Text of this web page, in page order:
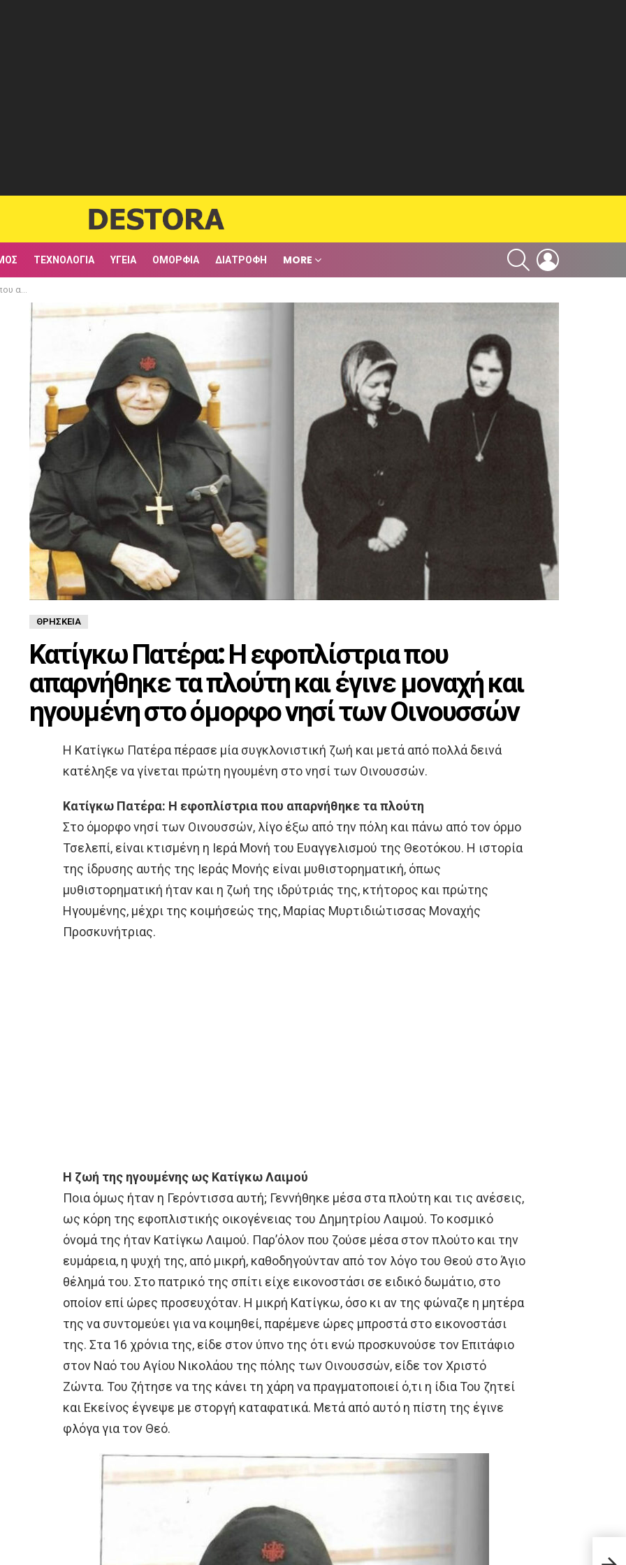
ΤΕΧΝΟΛΟΓΊΑ ΥΓΕΊΑ ΟΜΟΡΦΙΆ ΔΙΑΤΡΟΦΉ MORE
SEARCH
Οινουσσών
ΘΡΗΣΚΕΊΑ
Κατίγκω Πατέρα: Η εφοπλίστρια που
απαρνήθηκε τα πλούτη και έγινε μοναχή και
ηγουμένη στο όμορφο νησί των Οινουσσών
Η Κατίγκω Πατέρα πέρασε μία συγκλονιστική ζωή και μετά από πολλά δεινά
κατέληξε να γίνεται πρώτη ηγουμένη στο νησί των Οινουσσών.
Κατίγκω Πατέρα: Η εφοπλίστρια που απαρνήθηκε τα πλούτη
Στο όμορφο νησί των Οινουσσών, λίγο έξω από την πόλη και πάνω από τον όρμο
Τσελεπί, είναι κτισμένη η Ιερά Μονή του Ευαγγελισμού της Θεοτόκου. Η ιστορία
της ίδρυσης αυτής της Ιεράς Μονής είναι μυθιστορηματική, όπως
μυθιστορηματική ήταν και η ζωή της ιδρύτριάς της, κτήτορος και πρώτης
Ηγουμένης, μέχρι της κοιμήσεώς της, Μαρίας Μυρτιδιώτισσας Μοναχής
Προσκυνήτριας.
Η ζωή της ηγουμένης ως Κατίγκω Λαιμού
Ποια όμως ήταν η Γερόντισσα αυτή; Γεννήθηκε μέσα στα πλούτη και τις ανέσεις,
ως κόρη της εφοπλιστικής οικογένειας του Δημητρίου Λαιμού. Το κοσμικό
όνομά της ήταν Κατίγκω Λαιμού. Παρ’όλον που ζούσε μέσα στον πλούτο και την
ευμάρεια, η ψυχή της, από μικρή, καθοδηγούνταν από τον λόγο του Θεού στο Άγιο
θέλημά του. Στο πατρικό της σπίτι είχε εικονοστάσι σε ειδικό δωμάτιο, στο
οποίον επί ώρες προσευχόταν. Η μικρή Κατίγκω, όσο κι αν της φώναζε η μητέρα
της να συντομεύει για να κοιμηθεί, παρέμενε ώρες μπροστά στο εικονοστάσι
της. Στα 16 χρόνια της, είδε στον ύπνο της ότι ενώ προσκυνούσε τον Επιτάφιο
στον Ναό του Αγίου Νικολάου της πόλης των Οινουσσών, είδε τον Χριστό
Ζώντα. Του ζήτησε να της κάνει τη χάρη να πραγματοποιεί ό,τι η ίδια Του ζητεί
και Εκείνος έγνεψε με στοργή καταφατικά. Μετά από αυτό η πίστη της έγινε
φλόγα για τον Θεό.